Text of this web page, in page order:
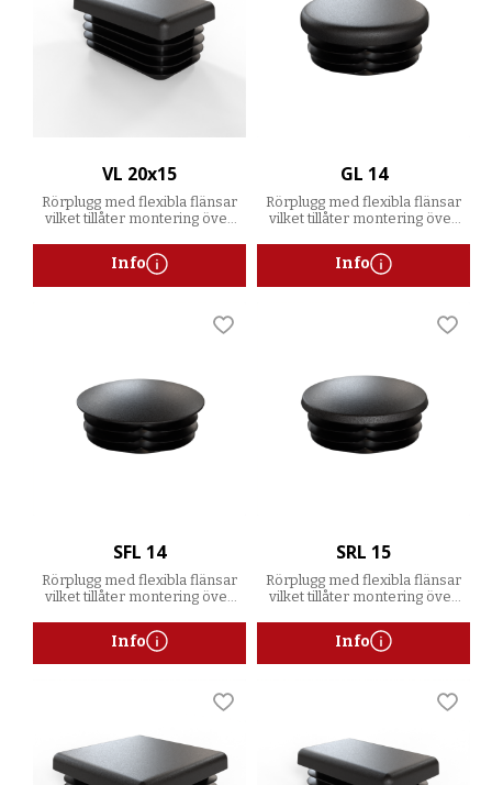
VL 20x15
Rörplugg med flexibla flänsar
vilket tillåter montering över
Info
GL 14
Rörplugg med flexibla flänsar
vilket tillåter montering över
Info
SFL 14
Rörplugg med flexibla flänsar
vilket tillåter montering över
Lägg till i favoriter
Info
SRL 15
Rörplugg med flexibla flänsar
vilket tillåter montering över
Info
Lägg till i favoriter